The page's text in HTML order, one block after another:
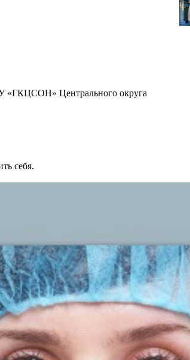
«ГКЦСОН» Центрального округа
себя.